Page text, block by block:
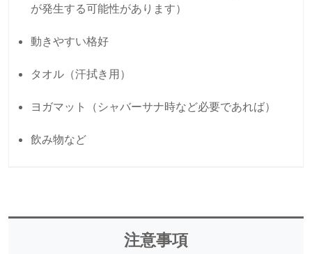
が発生する可能性があります）
動きやすい格好
タオル（汗拭き用）
ヨガマット（シャバーサナ時など必要であれば）
飲み物など
注意事項